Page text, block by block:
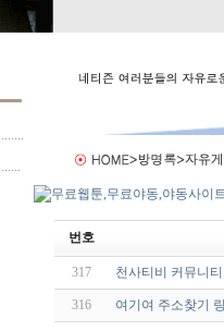
번호
317 천사티비 커뮤니
316 여기여 주소찾기